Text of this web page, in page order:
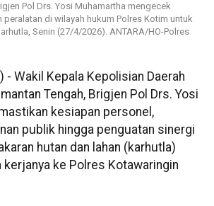
Pol Drs. Yosi Muhamartha mengecek
peralatan di wilayah hukum Polres Kotim untuk
Senin (27/4/2026). ANTARA/HO-Polres
- Wakil Kepala Kepolisian Daerah
Tengah, Brigjen Pol Drs. Yosi
kesiapan personel,
publik hingga penguatan sinergi
hutan dan lahan (karhutla)
kerjanya ke Polres Kotawaringin